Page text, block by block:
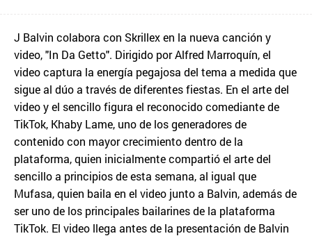
J Balvin colabora con Skrillex en la nueva canción y
video, "In Da Getto". Dirigido por Alfred Marroquín, el
video captura la energía pegajosa del tema a medida que
sigue al dúo a través de diferentes fiestas. En el arte del
video y el sencillo figura el reconocido comediante de
TikTok, Khaby Lame, uno de los generadores de
contenido con mayor crecimiento dentro de la
plataforma, quien inicialmente compartió el arte del
sencillo a principios de esta semana, al igual que
Mufasa, quien baila en el video junto a Balvin, además de
ser uno de los principales bailarines de la plataforma
TikTok. El video llega antes de la presentación de Balvin